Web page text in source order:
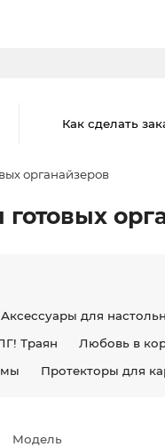
Как сделать
органайзеров
Аксессуары для
Траян Любовь в
Протекторы для
Модель